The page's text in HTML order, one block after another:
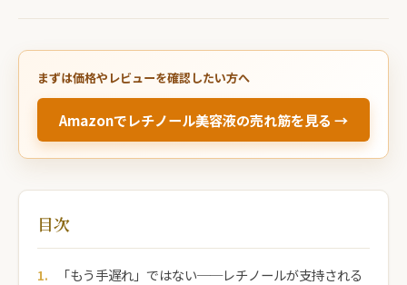
まずは価格やレビューを確認したい方へ
Amazonでレチノール美容液の売れ筋を見る →
目次
「もう手遅れ」ではない──レチノールが支持される